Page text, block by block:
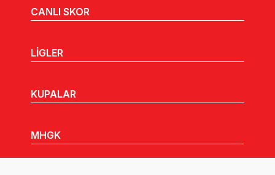
CANLI SKOR
LİGLER
KUPALAR
MHGK